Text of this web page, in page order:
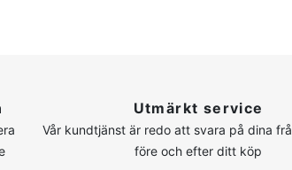
Utmärkt service
Vår kundtjänst är redo att svara på dina
före och efter ditt köp